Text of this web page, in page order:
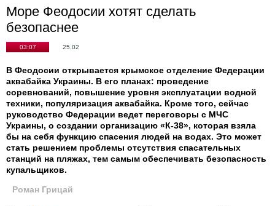
Море Феодосии хотят сделать
безопаснее
03:07 25.02
В Феодосии открывается крымское отделение Федерации
аквабайка Украины. В его планах: проведение
соревнований, повышение уровня эксплуатации водной
техники, популяризация аквабайка. Кроме того, сейчас
руководство Федерации ведет переговоры с МЧС
Украины, о создании организацию «К-38», которая взяла
бы на себя функцию спасения людей на водах. Это может
стать решением проблемы отсутствия спасательных
станций на пляжах, тем самым обеспечивать безопасность
купальщиков.
Роман Грицай